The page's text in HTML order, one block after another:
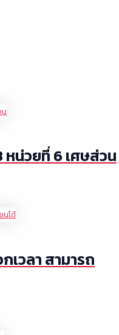
น่วยที่ 6 เศษส่วน
วลา สามารถ